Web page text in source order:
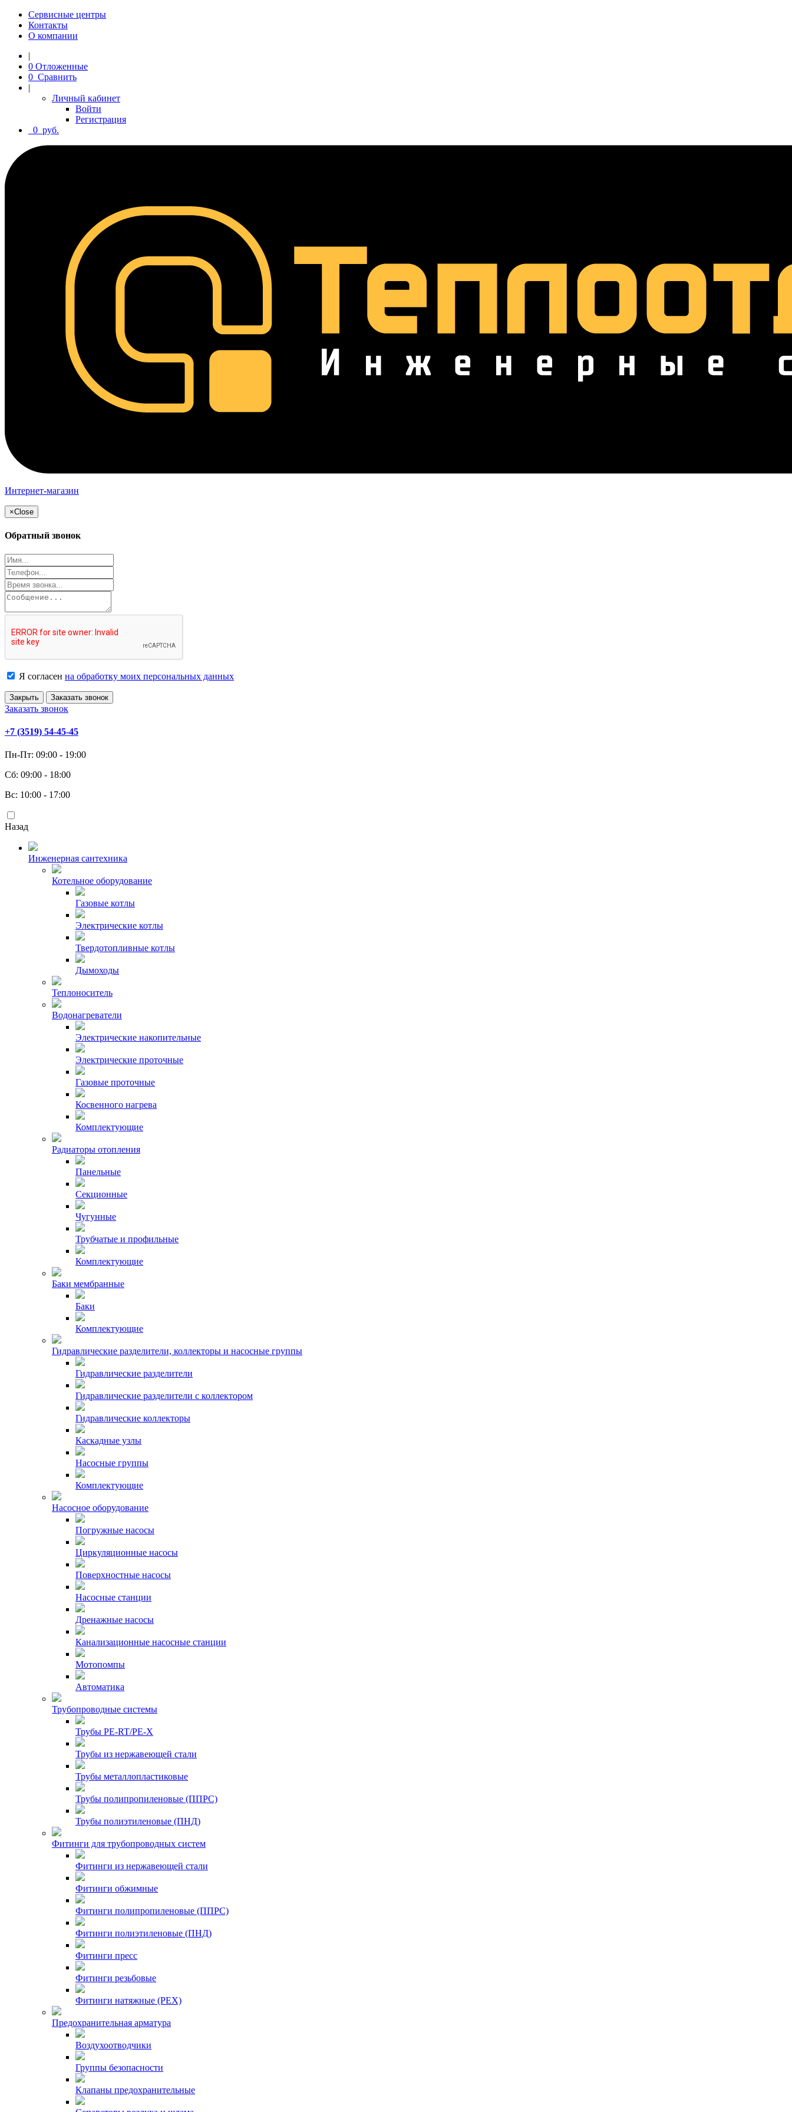
Сервисные центры
Контакты
О компании
|
0 Отложенные
0 Сравнить
|
Личный кабинет
Войти
Регистрация
0 руб.
Интернет-магазин
×Close
Обратный звонок
Я согласен на обработку моих персональных данных
Закрыть Заказать звонок
Заказать звонок
+7 (3519) 54-45-45
Пн-Пт: 09:00 - 19:00
Сб: 09:00 - 18:00
Вс: 10:00 - 17:00
Назад
Инженерная сантехника
Котельное оборудование
Газовые котлы
Электрические котлы
Твердотопливные котлы
Дымоходы
Теплоноситель
Водонагреватели
Электрические накопительные
Электрические проточные
Газовые проточные
Косвенного нагрева
Комплектующие
Радиаторы отопления
Панельные
Секционные
Чугунные
Трубчатые и профильные
Комплектующие
Баки мембранные
Баки
Комплектующие
Гидравлические разделители, коллекторы и насосные группы
Гидравлические разделители
Гидравлические разделители с коллектором
Гидравлические коллекторы
Каскадные узлы
Насосные группы
Комплектующие
Насосное оборудование
Погружные насосы
Циркуляционные насосы
Поверхностные насосы
Насосные станции
Дренажные насосы
Канализационные насосные станции
Мотопомпы
Автоматика
Трубопроводные системы
Трубы PE-RT/PE-X
Трубы из нержавеющей стали
Трубы металлопластиковые
Трубы полипропиленовые (ППРС)
Трубы полиэтиленовые (ПНД)
Фитинги для трубопроводных систем
Фитинги из нержавеющей стали
Фитинги обжимные
Фитинги полипропиленовые (ППРС)
Фитинги полиэтиленовые (ПНД)
Фитинги пресс
Фитинги резьбовые
Фитинги натяжные (PEX)
Предохранительная арматура
Воздухоотводчики
Группы безопасности
Клапаны предохранительные